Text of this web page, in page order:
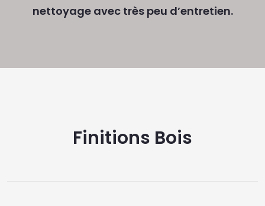
nettoyage avec très peu d’entretien.
Finitions Bois